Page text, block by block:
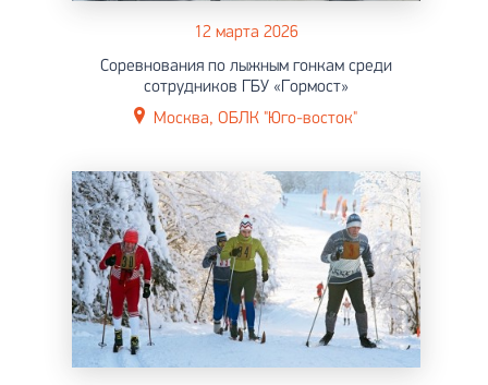
12 марта 2026
Соревнования по лыжным гонкам среди
сотрудников ГБУ «Гормост»
Москва, ОБЛК "Юго-восток"